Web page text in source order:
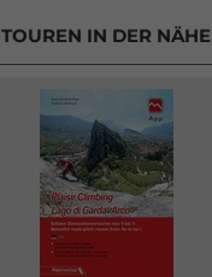
TOUREN IN DER NÄHE